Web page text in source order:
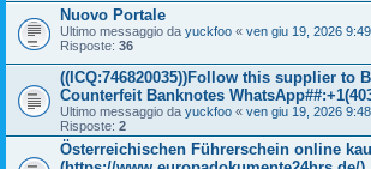
Nuovo Portale
Ultimo messaggio da yuckfoo « ven giu 19, 2026
Risposte: 36
((ICQ:746820035))Follow this supplier to
Counterfeit Banknotes
Ultimo messaggio da yuckfoo « ven giu 19, 2026
Risposte: 2
Österreichischen Führerschein online